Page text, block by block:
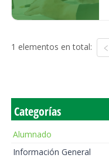
1 elementos en total:
Categorías
Alumnado
Información General